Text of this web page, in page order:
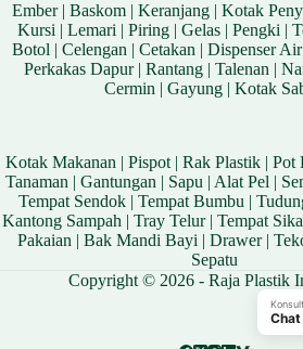
Ember|Baskom |Keranjang |Kotak
Kursi |Lemari |Piring |Gelas |Pengki |
Botol |Celengan |Cetakan |Dispenser Air
Perkakas Dapur| Rantang| Talenan|
Cermin| Gayung| Kotak
Kotak Makanan |Pispot|Rak Plastik |Pot
Tanaman| Gantungan| Sapu| Alat Pel|
Tempat Sendok| Tempat Bumbu|
Kantong Sampah |Tray Telur|Tempat
Pakaian| Bak Mandi Bayi| Drawer|
Sepatu
Copyright © 2026 - Raja Plastik
Chat